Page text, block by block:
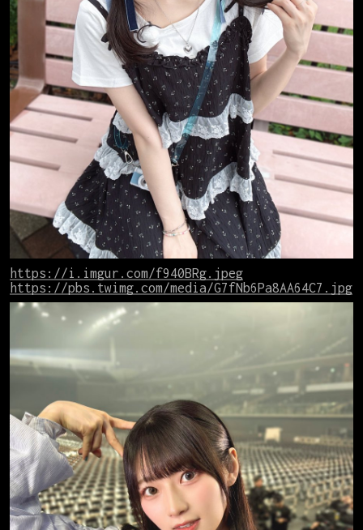
https://i.imgur.com/f940BRg.jpeg
https://pbs.twimg.com/media/G7fNb6Pa8AA64C7.jpg